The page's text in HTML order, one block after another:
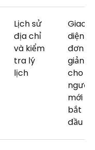
Lịch sử
địa chỉ
và kiểm
tra lý
lịch
Giao
diện
đơn
giản
cho
người
mới
bắt
đầu